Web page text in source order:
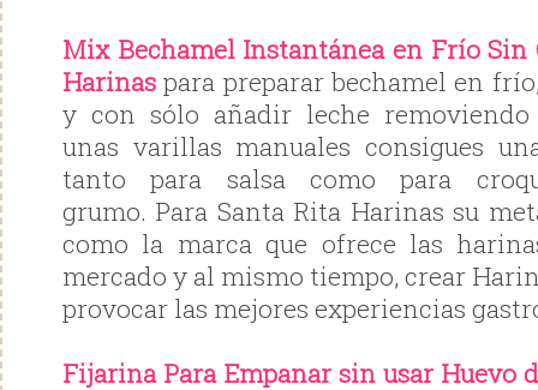
Mix Bechamel Instantánea en Frío Sin
Harinas para preparar bechamel en
y con sólo añadir leche removiendo
unas varillas manuales consigues
tanto para salsa como para
grumo. Para Santa Rita Harinas su
como la marca que ofrece las
mercado y al mismo tiempo, crear
provocar las mejores experiencias
Fijarina Para Empanar sin usar Huevo